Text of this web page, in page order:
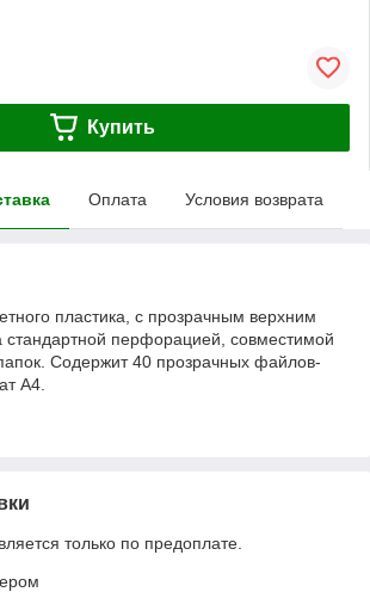
Купить
Оплата Условия возврата
пластика, с прозрачным верхним
перфорацией, совместимой
Содержит 40 прозрачных файлов-
А4.
только по предоплате.